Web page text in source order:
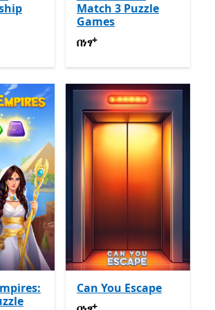
ግብይቶች ውስጥ ግብዣ ቀርቧል
Match 3 Puzzle
Games
በነፃየመተግበሪያ ግብይቶች ውስጥ
በነፃ+
Can You Escape
+